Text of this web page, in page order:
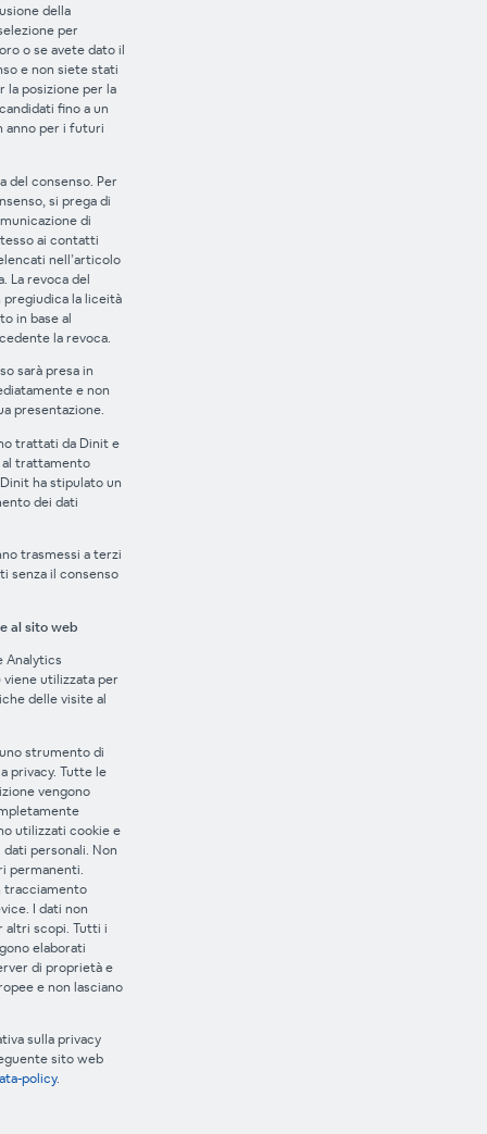
della
per
o se avete dato il
e non siete stati
la posizione per la
fino a un
anno per i futuri
del consenso. Per
si prega di
di
ai contatti
nell’articolo
La revoca del
pregiudica la liceità
in base al
la revoca.
sarà presa in
e non
presentazione.
trattati da Dinit e
trattamento
ha stipulato un
dei dati
trasmessi a terzi
senza il consenso
al sito web
Analytics
viene utilizzata per
delle visite al
strumento di
privacy. Tutte le
vengono
utilizzati cookie e
personali. Non
permanenti.
tracciamento
I dati non
altri scopi. Tutti i
elaborati
di proprietà e
e non lasciano
sulla privacy
sito web
policy.